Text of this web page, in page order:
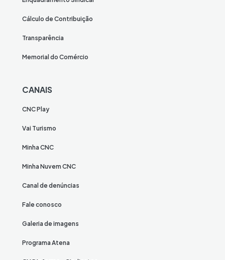
Cálculo de Contribuição
Transparência
Memorial do Comércio
CANAIS
CNC Play
Vai Turismo
Minha CNC
Minha Nuvem CNC
Canal de denúncias
Fale conosco
Galeria de imagens
Programa Atena